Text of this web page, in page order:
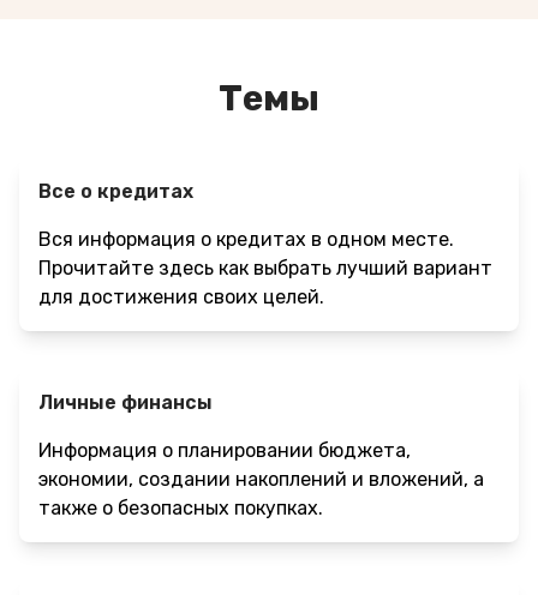
Темы
Все о кредитах
Вся информация о кредитах в одном месте.
Прочитайте здесь как выбрать лучший вариант
для достижения своих целей.
Личные финансы
Информация о планировании бюджета,
экономии, создании накоплений и вложений, а
также о безопасных покупках.